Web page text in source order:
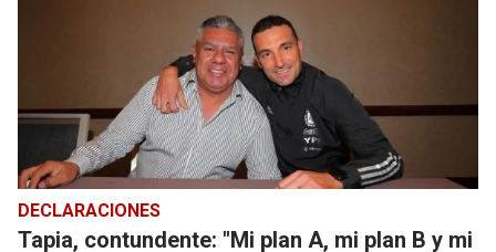
DECLARACIONES
Tapia, contundente: "Mi plan A, mi plan B y mi